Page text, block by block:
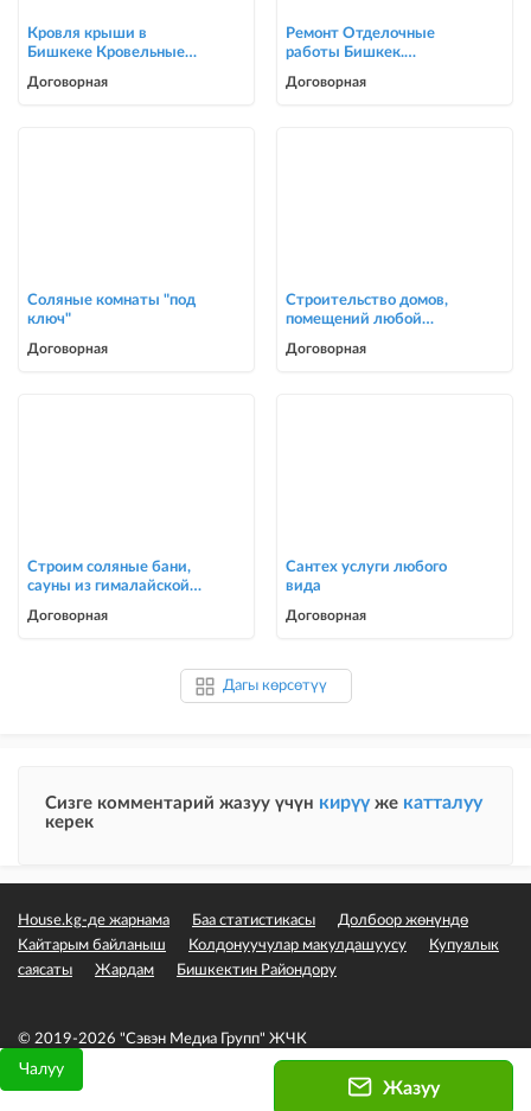
Чалуу
Жазуу
Кровля крыши в
Бишкеке Кровельные
Договорная
Ремонт Отделочные
работы Бишкек.
0705446944
Договорная
Соляные комнаты "под
ключ"
Договорная
Строительство домов,
помещений любой
Договорная
Строим соляные бани,
сауны из гималайской
Договорная
Сантех услуги любого
вида
Договорная
Дагы көрсөтүү
Сизге комментарий жазуу үчүн кирүү же катталуу
керек
House.kg-де жарнама Баа статистикасы
Долбоор жөнүндө
Кайтарым байланыш
Колдонуучулар макулдашуусу
Купуялык
саясаты
Жардам Бишкектин Райондору
© 2019-2026 "Сэвэн Медиа Групп" ЖЧК